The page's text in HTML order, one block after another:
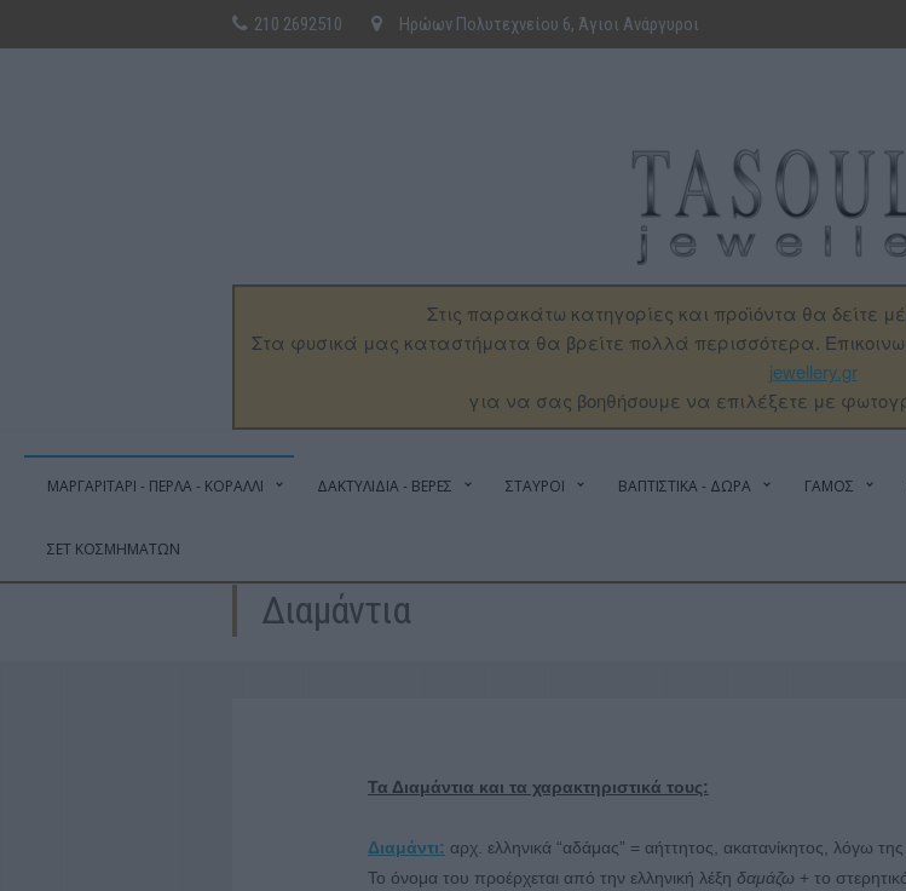
210 2692510 Ηρώων Πολυτεχνείου 6, Άγιοι Ανάργυροι
Στις παρακάτω κατηγορίες και προϊόντα θα δείτε
Στα φυσικά μας καταστήματα θα βρείτε πολλά περισσότερα.
jewellery.gr
για να σας βοηθήσουμε να επιλέξετε με
ΜΑΡΓΑΡΙΤΑΡΙ - ΠΕΡΛΑ - ΚΟΡΑΛΛΙ ΔΑΚΤΥΛΙΔΙΑ - ΒΕΡΕΣ ΣΤΑΥΡΟΙ ΒΑΠΤΙΣΤΙΚΑ - ΔΩΡΑ ΓΑΜΟΣ
ΣΕΤ ΚΟΣΜΗΜΑΤΩΝ
Διαμάντια
Τα Διαμάντια και τα χαρακτηριστικά τους:
Διαμάντι: αρχ. ελληνικά “αδάμας” = αήττητος, ακατανίκητος, λόγω
Το όνομα του προέρχεται από την ελληνική λέξη δαμάζω + το